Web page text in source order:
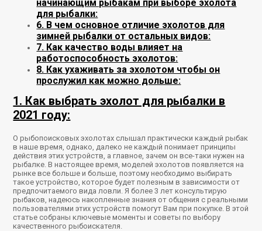
начинающим рыбакам при выборе эхолота
для рыбалки:
6. В чем основное отличие эхолотов для
зимней рыбалки от остальных видов:
7. Как качество воды влияет на
работоспособность эхолотов:
8. Как ухаживать за эхолотом чтобы он
прослужил как можно дольше:
1. Как выбрать эхолот для рыбалки в
2021 году:
О рыбопоисковых эхолотах слышал практически каждый рыбак
в наше время, однако, далеко не каждый понимает принципы
действия этих устройств, а главное, зачем он все-таки нужен на
рыбалке. В настоящее время, моделей эхолотов появляется на
рынке все больше и больше, поэтому необходимо выбирать
такое устройство, которое будет полезным в зависимости от
предпочитаемого вида ловли. Я более 3 лет консультирую
рыбаков, надеюсь накопленные знания от общения с реальными
пользователями этих устройств помогут Вам при покупке. В этой
статье собраны ключевые моменты и советы по выбору
качественного рыбоискателя.